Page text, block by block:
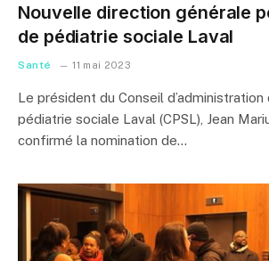
Nouvelle direction générale
de pédiatrie sociale Laval
Santé 11 mai 2023
Le président du Conseil d’administration
pédiatrie sociale Laval (CPSL), Jean
confirmé la nomination de…